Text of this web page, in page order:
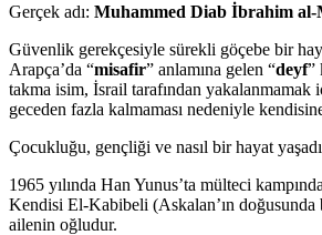
Gerçek adı: Muhammed Diab İbrahim al-
Güvenlik gerekçesiyle sürekli göçebe bir
Arapça’da “misafir” anlamına gelen “deyf”
takma isim, İsrail tarafından yakalanmamak
geceden fazla kalmaması nedeniyle
Çocukluğu, gençliği ve nasıl bir hayat
1965 yılında Han Yunus’ta mülteci
Kendisi El-Kabibeli (Askalan’ın
ailenin oğludur.